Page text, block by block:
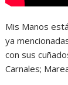
Mis Manos
ya
con sus
Carnales;